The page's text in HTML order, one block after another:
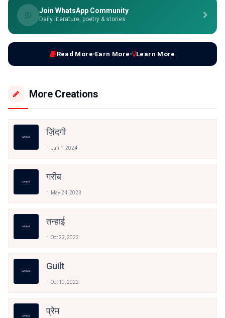
Join WhatsApp Community
Daily literature, poetry & stories
Read More Earn More Learn More
More Creations
ज़िंदगी
Jan 1, 2024
गरीब
May 24, 2023
तन्हाई
Oct 22, 2022
Guilt
Oct 10, 2022
प्रेम